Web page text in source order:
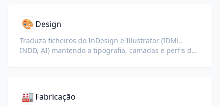
🎨 Design
Traduza ficheiros do InDesign e Illustrator (IDML,
INDD, AI) mantendo a tipografia, camadas e perfis de
🏭 Fabricação